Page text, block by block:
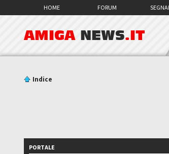
HOME FORUM
AMIGA NEWS.IT
Indice
PORTALE